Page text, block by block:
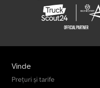
Vinde
Prețuri și tarife